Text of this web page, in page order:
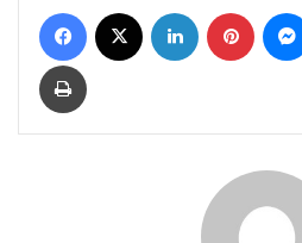
Facebook LinkedIn Pinterest
Print